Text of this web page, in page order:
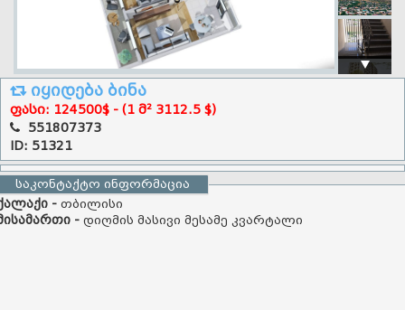
იყიდება ბინა
ფასი: 124500$ - (1 მ² 3112.5 $)
551807373
ID: 51321
საკონტაქტო ინფორმაცია
- თბილისი
- დიღმის მასივი მესამე კვარტალი